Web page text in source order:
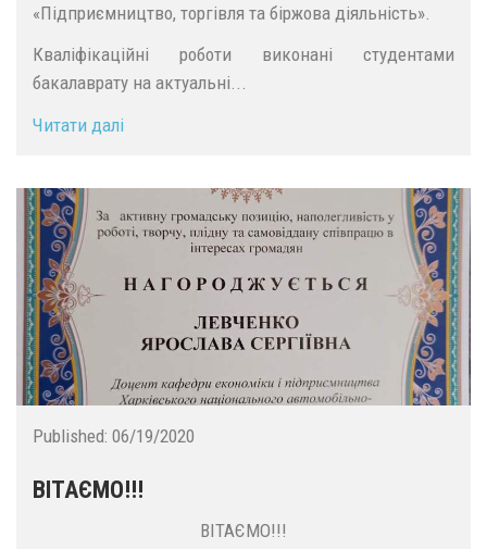
«Підприємництво, торгівля та біржова діяльність».
Кваліфікаційні роботи виконані студентами
бакалаврату на актуальні...
Читати далі
Published: 06/19/2020
ВІТАЄМО!!!
ВІТАЄМО!!!